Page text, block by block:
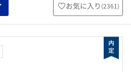
お気に入り (2361)